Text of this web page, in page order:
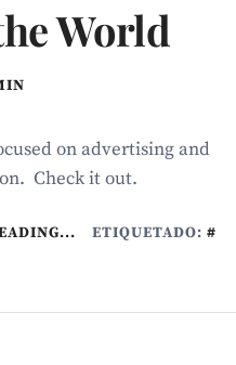
World
on advertising and
Check it out.
ETIQUETADO: